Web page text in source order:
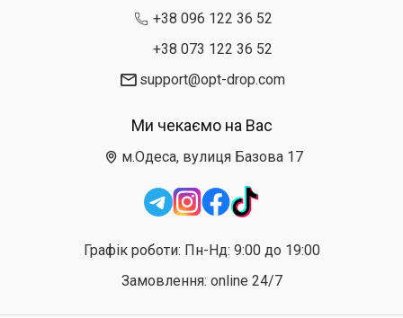
+38 096 122 36 52
+38 073 122 36 52
support@opt-drop.com
Ми чекаємо на Вас
м.Одеса, вулиця Базова 17
Графік роботи: Пн-Нд: 9:00 до 19:00
Замовлення: online 24/7